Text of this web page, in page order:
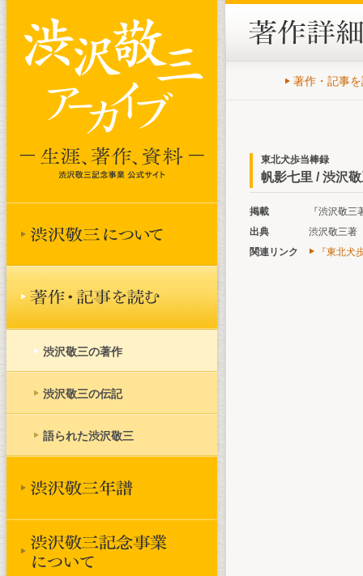
著作・記事
東北犬歩当棒録
帆影七里 / 渋沢
掲載
『渋沢敬
出典
渋沢敬三著
関連リンク
『東北犬
渋沢敬三の著作
渋沢敬三の伝記
語られた渋沢敬三